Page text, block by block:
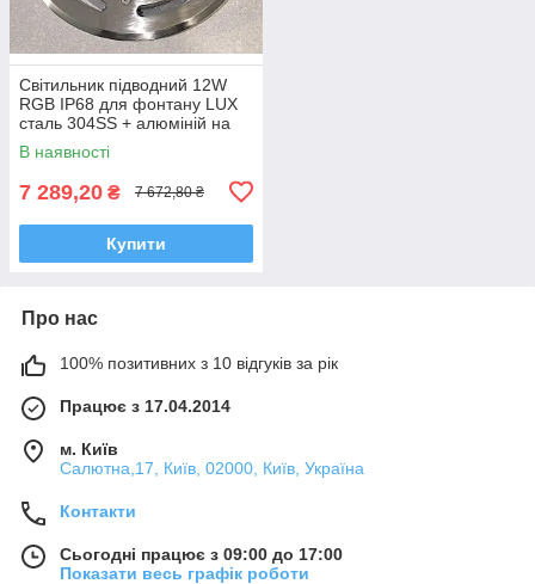
Світильник підводний 12W
RGB IP68 для фонтану LUX
сталь 304SS + алюміній на
форсунку професійний
Ecolend
В наявності
7 289,20 ₴ 7 672,80 ₴
Купити
Про нас
100% позитивних з 10 відгуків за рік
Працює з 17.04.2014
м. Київ
Салютна,17, Київ, 02000, Київ, Україна
Контакти
Сьогодні працює з 09:00 до 17:00
Показати весь графік роботи